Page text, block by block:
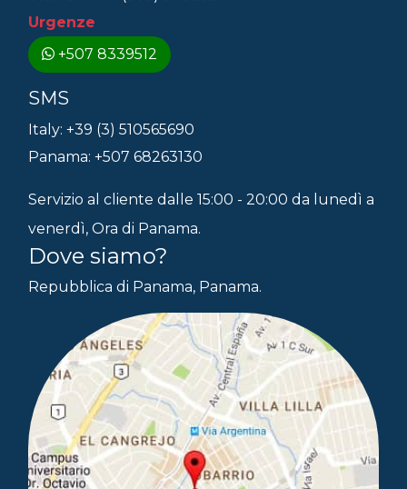
Urgenze
+507 8339512
SMS
Italy: +39 (3) 510565690
Panama: +507 68263130
Servizio al cliente dalle 15:00 - 20:00 da lunedì a
venerdì, Ora di Panama.
Dove siamo?
Repubblica di Panama, Panama.